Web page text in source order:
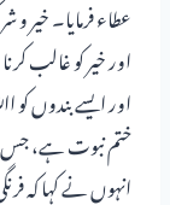
عطاء فرمایا۔ خیر
اور خیر کو
اور ایسے بندوں
ختم نبوت ہے، جس
انہوں نے کہا کہ